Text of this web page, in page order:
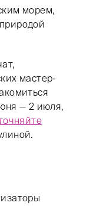
морем,
мастер-
— 2 июля,